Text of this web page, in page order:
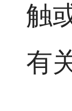
触
有